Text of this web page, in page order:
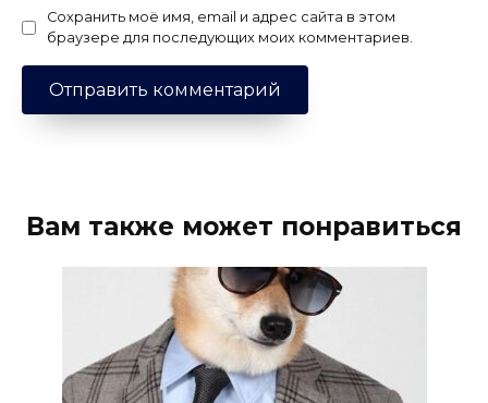
Сохранить моё имя, email и адрес сайта в этом
браузере для последующих моих комментариев.
Вам также может понравиться